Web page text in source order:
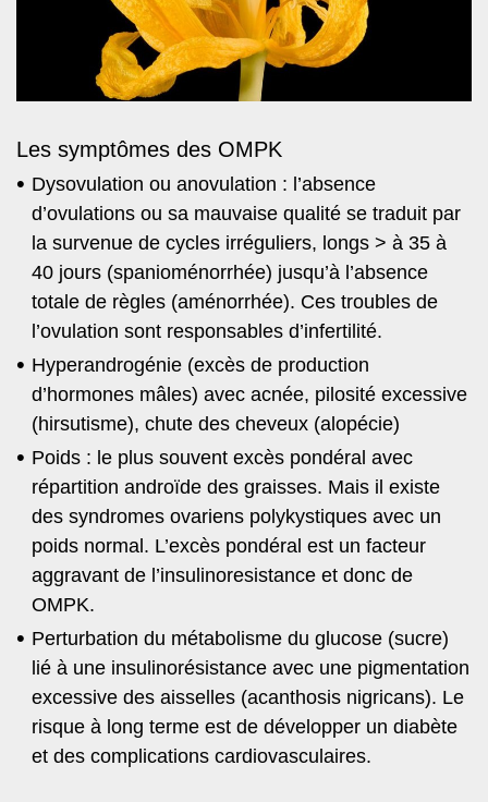
Les symptômes des OMPK
Dysovulation ou anovulation : l’absence
d’ovulations ou sa mauvaise qualité se traduit par
la survenue de cycles irréguliers, longs > à 35 à
40 jours (spanioménorrhée) jusqu’à l’absence
totale de règles (aménorrhée). Ces troubles de
l’ovulation sont responsables d’infertilité.
Hyperandrogénie (excès de production
d’hormones mâles) avec acnée, pilosité excessive
(hirsutisme), chute des cheveux (alopécie)
Poids : le plus souvent excès pondéral avec
répartition androïde des graisses. Mais il existe
des syndromes ovariens polykystiques avec un
poids normal. L’excès pondéral est un facteur
aggravant de l’insulinoresistance et donc de
OMPK.
Perturbation du métabolisme du glucose (sucre)
lié à une insulinorésistance avec une pigmentation
excessive des aisselles (acanthosis nigricans). Le
risque à long terme est de développer un diabète
et des complications cardiovasculaires.